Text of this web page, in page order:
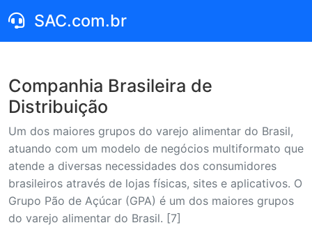
SAC.com.br
Companhia Brasileira de
Distribuição
Um dos maiores grupos do varejo alimentar do Brasil,
atuando com um modelo de negócios multiformato que
atende a diversas necessidades dos consumidores
brasileiros através de lojas físicas, sites e aplicativos. O
Grupo Pão de Açúcar (GPA) é um dos maiores grupos
do varejo alimentar do Brasil. [7]